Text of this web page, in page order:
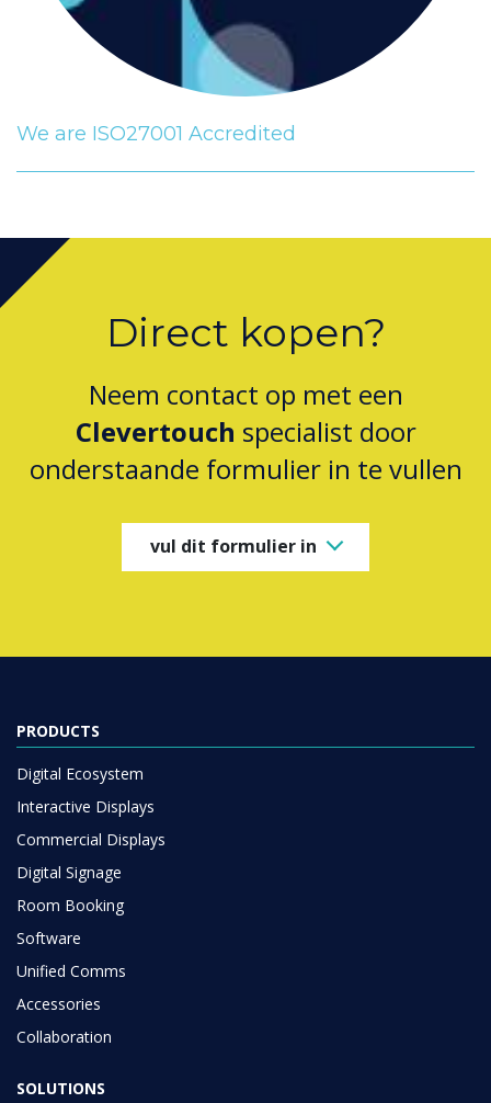
We are ISO27001 Accredited
Direct kopen?
Neem contact op met een
Clevertouch specialist door
onderstaande formulier in te vullen
vul dit formulier in
PRODUCTS
Digital Ecosystem
Interactive Displays
Commercial Displays
Digital Signage
Room Booking
Software
Unified Comms
Accessories
Collaboration
SOLUTIONS